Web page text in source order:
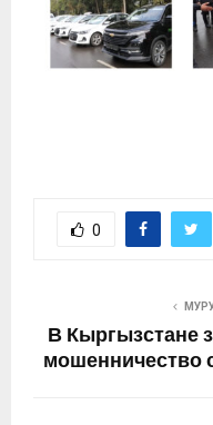
0
В Кыргызстане
мошенничество